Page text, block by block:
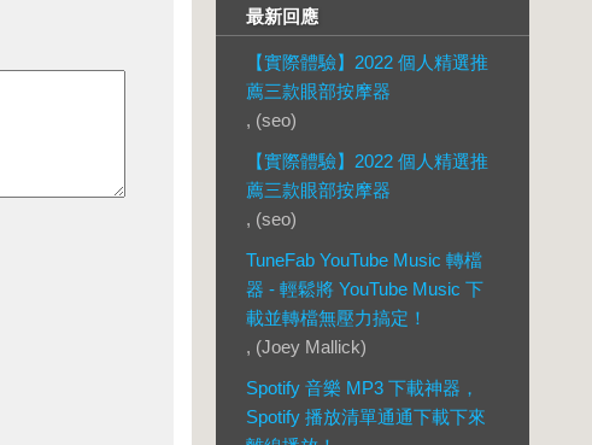
最新回應
【實際體驗】2022 個人精選推
薦三款眼部按摩器
, (seo)
【實際體驗】2022 個人精選推
薦三款眼部按摩器
, (seo)
TuneFab YouTube Music 轉檔
器 - 輕鬆將 YouTube Music 下
載並轉檔無壓力搞定！
, (Joey Mallick)
Spotify 音樂 MP3 下載神器，
Spotify 播放清單通通下載下來